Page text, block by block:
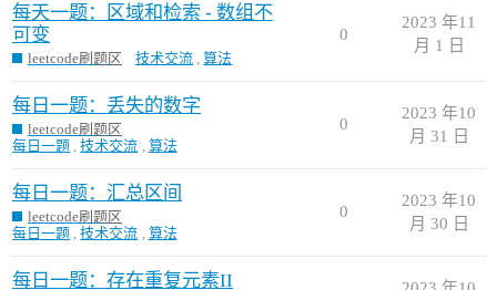
每天一题：区域和检索 - 数组不
可变
leetcode刷题区 技术交流 ,算法
0
2023 年11
月 1 日
每日一题：丢失的数字
leetcode刷题区
每日一题 ,技术交流 , 算法
0
2023 年10
月 31 日
每日一题：汇总区间
leetcode刷题区
每日一题 ,技术交流 , 算法
0
2023 年10
月 30 日
每日一题：存在重复元素II